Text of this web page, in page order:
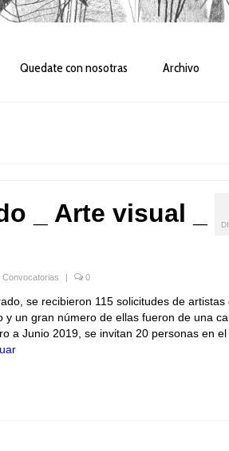
Quedate con nosotras Archivo
_ Arte visual _
Convocatorias 0
se recibieron 115 solicitudes de artistas
y un gran número de ellas fueron de una
a Junio 2019, se invitan 20 personas en el